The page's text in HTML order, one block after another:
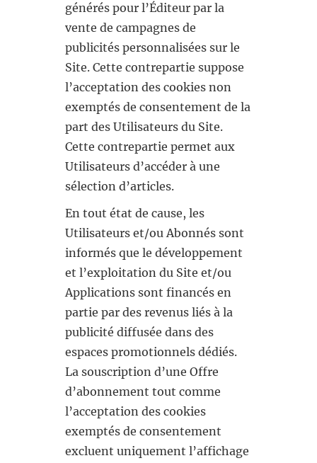
générés pour l’Éditeur par la
vente de campagnes de
publicités personnalisées sur le
Site. Cette contrepartie suppose
l’acceptation des cookies non
exemptés de consentement de la
part des Utilisateurs du Site.
Cette contrepartie permet aux
Utilisateurs d’accéder à une
sélection d’articles.
En tout état de cause, les
Utilisateurs et/ou Abonnés sont
informés que le développement
et l’exploitation du Site et/ou
Applications sont financés en
partie par des revenus liés à la
publicité diffusée dans des
espaces promotionnels dédiés.
La souscription d’une Offre
d’abonnement tout comme
l’acceptation des cookies
exemptés de consentement
excluent uniquement l’affichage